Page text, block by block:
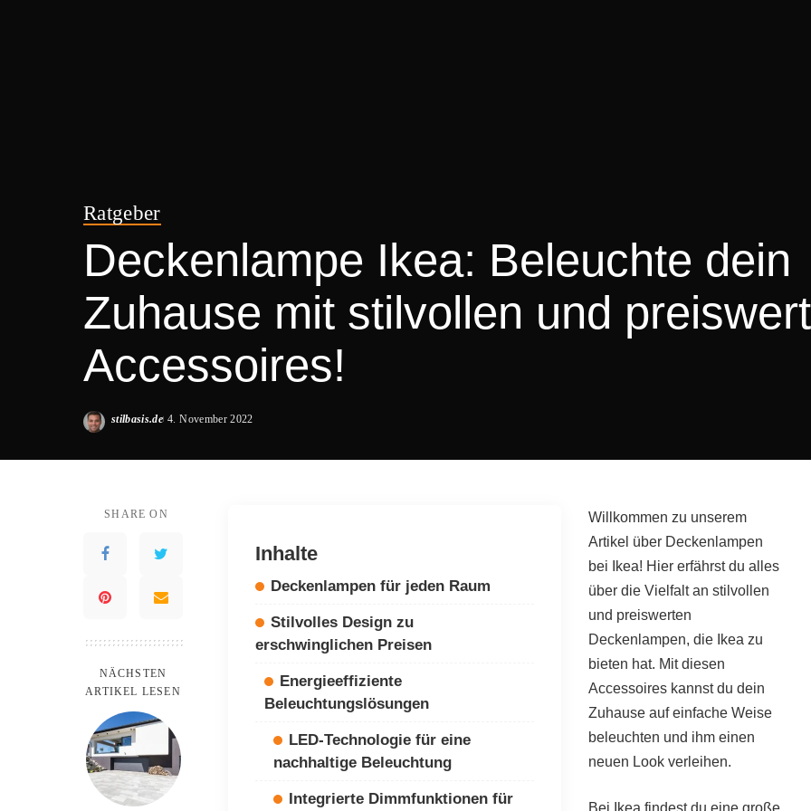
Ratgeber
Deckenlampe Ikea: Beleuchte dein
Zuhause mit stilvollen und
Accessoires!
Posted
stilbasis.de 4. November 2022
SHARE ON
NÄCHSTEN
ARTIKEL LESEN
Inhalte
Deckenlampen für jeden Raum
Stilvolles Design zu
erschwinglichen Preisen
Energieeffiziente
Beleuchtungslösungen
LED-Technologie für eine
nachhaltige Beleuchtung
Integrierte Dimmfunktionen für
Willkommen zu unserem
Artikel über Deckenlampen
bei Ikea! Hier erfährst du alles
über die Vielfalt an stilvollen
und preiswerten
Deckenlampen, die Ikea zu
bieten hat. Mit diesen
Accessoires kannst du dein
Zuhause auf einfache Weise
beleuchten und ihm einen
neuen Look verleihen.
Bei Ikea findest du eine große